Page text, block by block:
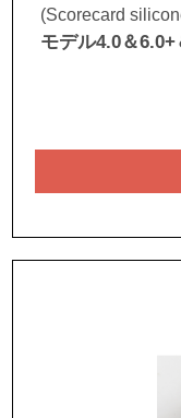
(Scorecard
モデル4.0＆